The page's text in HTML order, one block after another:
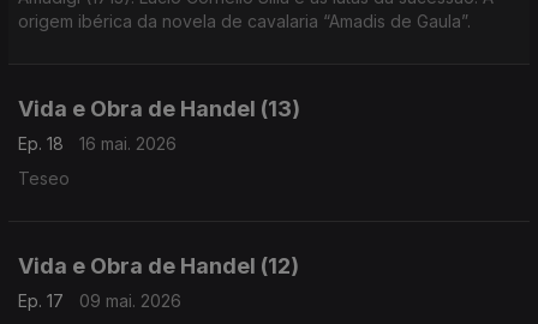
origem ibérica da novela de cavalaria “Amadis de Gaula”.
Vida e Obra de Handel (13)
Ep. 18
16 mai. 2026
Teseo
Vida e Obra de Handel (12)
Ep. 17
09 mai. 2026